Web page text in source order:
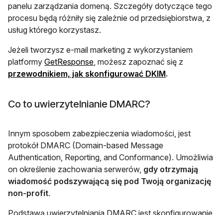
panelu zarządzania domeną. Szczegóły dotyczące tego
procesu będą różniły się zależnie od przedsiębiorstwa, z
usług którego korzystasz.
Jeżeli tworzysz e-mail marketing z wykorzystaniem
platformy GetResponseotwiera się w nowej karcie
, możesz zapoznać się z
przewodnikiem, jak skonfigurować DKIMotwiera się w
.
Co to uwierzytelnianie DMARC?
Innym sposobem zabezpieczenia wiadomości, jest
protokół DMARC (Domain-based Message
Authentication, Reporting, and Conformance). Umożliwia
on określenie zachowania serwerów, gdy otrzymają
wiadomość podszywającą się pod Twoją organizację
non-profit.
Podstawą uwierzytelniania DMARC jest skonfigurowanie